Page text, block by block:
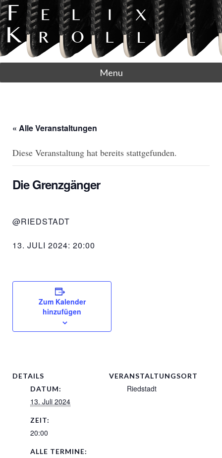
Menu
« Alle Veranstaltungen
Diese Veranstaltung hat bereits stattgefunden.
Die Grenzgänger
@RIEDSTADT
13. JULI 2024: 20:00
Zum Kalender
hinzufügen
DETAILS
DATUM:
13. Juli 2024
ZEIT:
20:00
ALLE TERMINE:
VERANSTALTUNGSORT
Riedstadt